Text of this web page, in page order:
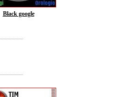
Black google